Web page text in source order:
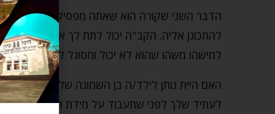
הדבר השני שקורה הוא שאתה מפסיק להיות
להתכונן אליה. הקב"ה יכול לתת לך את זה והוא
למישהו משהו שהוא לא יכול ומסוגל להיות אחראי
האם היית נותן לילד/ה בן השמונה שלך סכום
לעתיד שלך לפני שתעבוד על מידת הכעס שלך